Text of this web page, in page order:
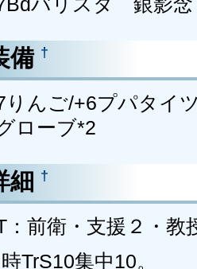
備 †
りんご/+6プパタイ
ローブ*2
細 †
：前衛・支援２・教
TrS10集中10。